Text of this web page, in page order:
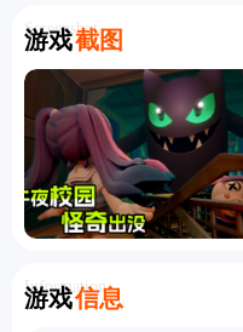
游戏截图
Screenshot
游戏信息
Information